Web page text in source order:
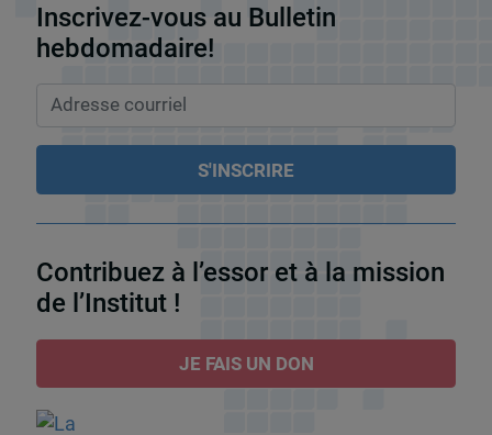
Inscrivez-vous au Bulletin
hebdomadaire!
Contribuez à l’essor et à la mission
de l’Institut !
JE FAIS UN DON